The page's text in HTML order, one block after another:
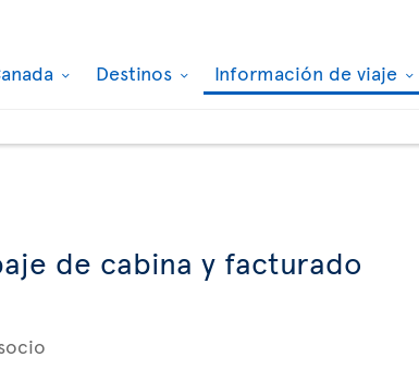
Destinos Información de viaje
de cabina y facturado